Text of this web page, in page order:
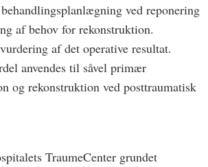
ved reponering
af behov for rekonstruktion.
af det operative resultat.
anvendes til såvel primær
og rekonstruktion ved posttraumatisk
TraumeCenter grundet